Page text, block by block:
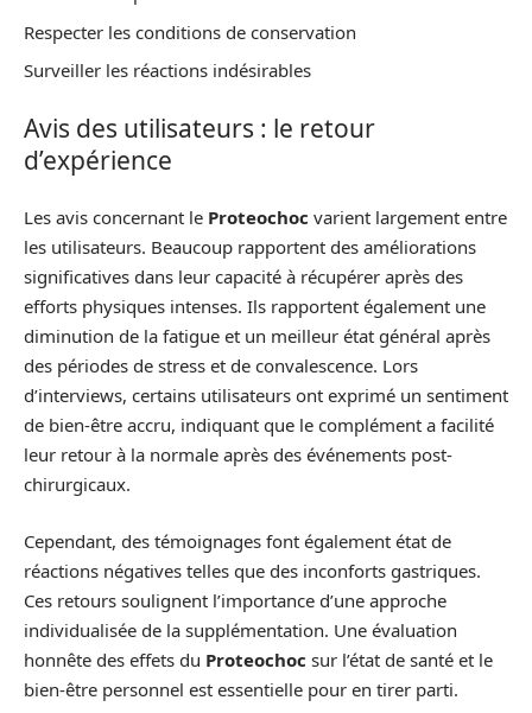
Respecter les conditions de conservation
Surveiller les réactions indésirables
Avis des utilisateurs : le retour
d’expérience
Les avis concernant le Proteochoc varient largement entre
les utilisateurs. Beaucoup rapportent des améliorations
significatives dans leur capacité à récupérer après des
efforts physiques intenses. Ils rapportent également une
diminution de la fatigue et un meilleur état général après
des périodes de stress et de convalescence. Lors
d’interviews, certains utilisateurs ont exprimé un sentiment
de bien-être accru, indiquant que le complément a facilité
leur retour à la normale après des événements post-
chirurgicaux.
Cependant, des témoignages font également état de
réactions négatives telles que des inconforts gastriques.
Ces retours soulignent l’importance d’une approche
individualisée de la supplémentation. Une évaluation
honnête des effets du Proteochoc sur l’état de santé et le
bien-être personnel est essentielle pour en tirer parti.